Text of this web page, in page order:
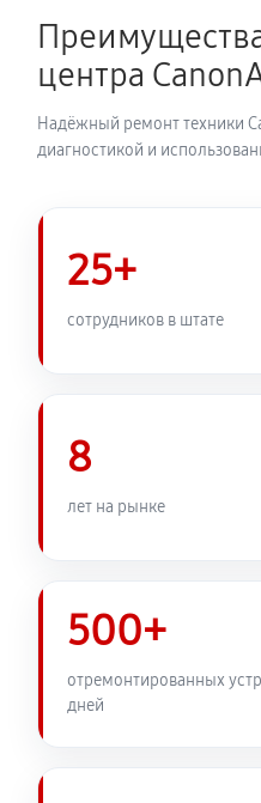
Замена корпуса
1980 руб
Замена дисплея (экрана)
1980 руб
Замена устройства
2570 руб
Замена задней панели
центра
Надёжный ремонт техники
диагностикой и
25+
сотрудников в штате
8
лет на рынке
500+
отремонтированных
дней